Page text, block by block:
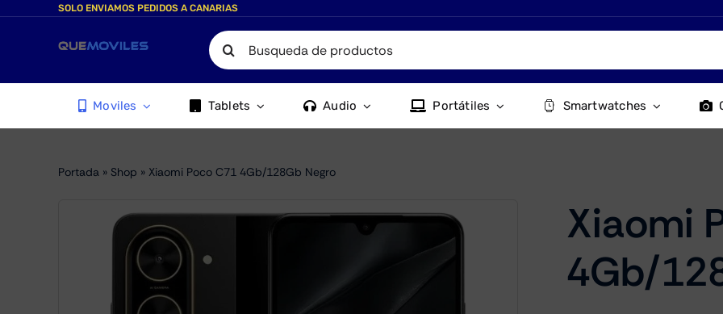
SOLO ENVIAMOS PEDIDOS A CANARIAS
Search
for:
Moviles Tablets Audio Portátiles Smartwatches
Portada » Shop » Xiaomi Poco C71 4Gb/128Gb Negro
Xiaomi
4Gb/